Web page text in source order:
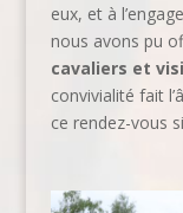
eux, et à
nous avons pu
cavaliers et
convivialité fait
ce rendez-vous